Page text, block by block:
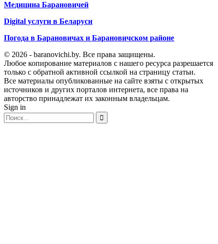
Медицина Барановичей
Digital услуги в Беларуси
Погода в Барановичах и Барановичском районе
© 2026 - baranovichi.by. Все права защищены.
Любое копирование материалов с нашего ресурса разрешается
только с обратной активной ссылкой на страницу статьи.
Все материалы опубликованные на сайте взяты с открытых
источников и других порталов интернета, все права на
авторство принадлежат их законным владельцам.
Sign in